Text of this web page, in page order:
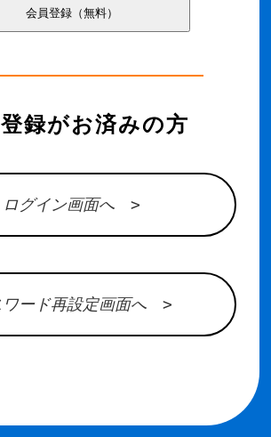
録がお済みの方
ログイン画面へ >
ワード再設定画面へ >